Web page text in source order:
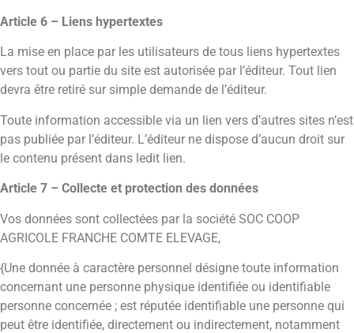
Article 6 – Liens hypertextes
La mise en place par les utilisateurs de tous liens hypertextes
vers tout ou partie du site est autorisée par l’éditeur. Tout lien
devra être retiré sur simple demande de l’éditeur.
Toute information accessible via un lien vers d’autres sites n’est
pas publiée par l’éditeur. L’éditeur ne dispose d’aucun droit sur
le contenu présent dans ledit lien.
Article 7 – Collecte et protection des données
Vos données sont collectées par la société SOC COOP
AGRICOLE FRANCHE COMTE ELEVAGE,
{Une donnée à caractère personnel désigne toute information
concernant une personne physique identifiée ou identifiable
personne concernée ; est réputée identifiable une personne qui
peut être identifiée, directement ou indirectement, notamment